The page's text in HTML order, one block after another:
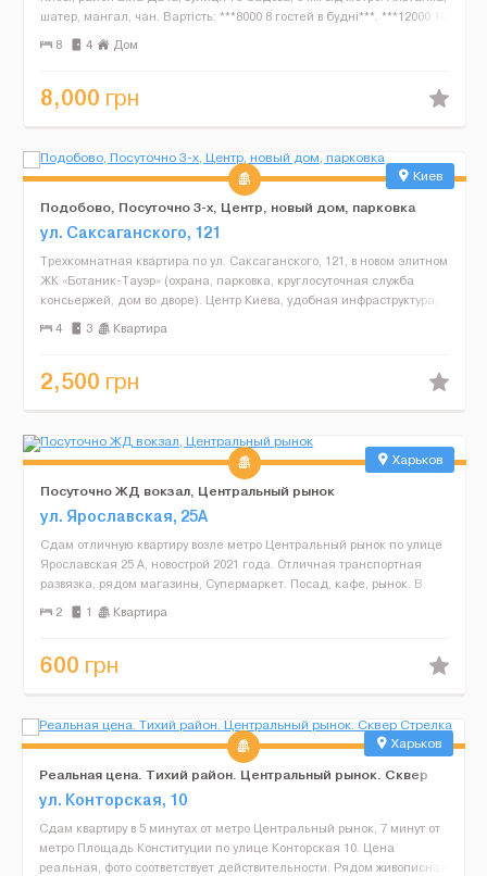
шатер, мангал, чан. Вартість: ***8000 8 гостей в будні***. ***12000 10
гостей П'ятниця або неділя....
8 4 Дом
8,000 грн
Киев
Подобово, Посуточно 3-х, Центр, новый дом, парковка
ул. Саксаганского, 121
Трехкомнатная квартира по ул. Саксаганского, 121, в новом элитном
ЖК «Ботаник-Тауэр» (охрана, парковка, круглосуточная служба
консьержей, дом во дворе). Центр Киева, удобная инфраструктура,
престижное место, рядом 3 ст...
4 3 Квартира
2,500 грн
Харьков
Посуточно ЖД вокзал, Центральный рынок
ул. Ярославская, 25А
Сдам отличную квартиру возле метро Центральный рынок по улице
Ярославская 25 А, новострой 2021 года. Отличная транспортная
развязка, рядом магазины, Супермаркет. Посад, кафе, рынок. В
квартире горячая вода, постельное белье, полот...
2 1 Квартира
600 грн
Харьков
Реальная цена. Тихий район. Центральный рынок. Сквер
Стрелка
ул. Конторская, 10
Сдам квартиру в 5 минутах от метро Центральный рынок, 7 минут от
метро Площадь Конституции по улице Конторская 10. Цена
реальная, фото соответствует действительности. Рядом живописная